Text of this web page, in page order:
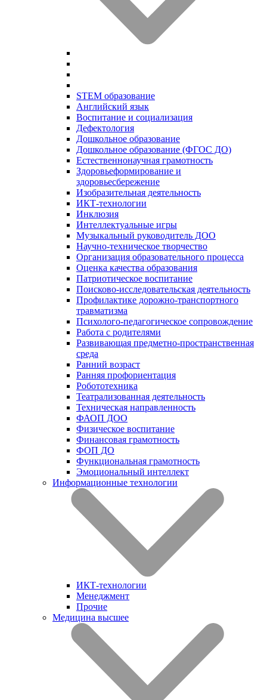
STEM образование
Английский язык
Воспитание и социализация
Дефектология
Дошкольное образование
Дошкольное образование (ФГОС ДО)
Естественнонаучная грамотность
Здоровьеформирование и
здоровьесбережение
Изобразительная деятельность
ИКТ-технологии
Инклюзия
Интеллектуальные игры
Музыкальный руководитель ДОО
Научно-техническое творчество
Организация образовательного процесса
Оценка качества образования
Патриотическое воспитание
Поисково-исследовательская деятельность
Профилактике дорожно-транспортного
травматизма
Психолого-педагогическое сопровождение
Работа с родителями
Развивающая предметно-пространственная
среда
Ранний возраст
Ранняя профориентация
Робототехника
Театрализованная деятельность
Техническая направленность
ФАОП ДОО
Физическое воспитание
Финансовая грамотность
ФОП ДО
Функциональная грамотность
Эмоциональный интеллект
Информационные технологии
ИКТ-технологии
Менеджмент
Прочие
Медицина высшее